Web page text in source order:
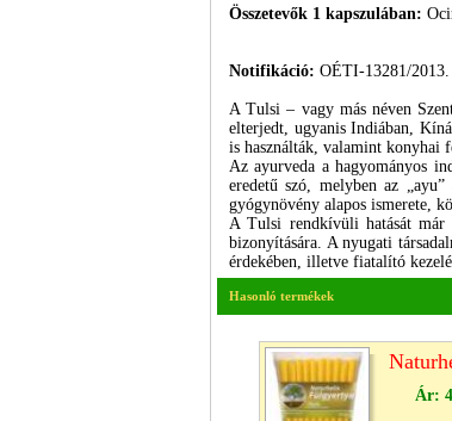
Összetevők 1 kapszulában:
Notifikáció: OÉTI-13281/2013.
A Tulsi – vagy más néven
elterjedt, ugyanis Indiában,
is használták, valamint konyhai
Az ayurveda a hagyományos
eredetű szó, melyben az
gyógynövény alapos ismerete,
A Tulsi rendkívüli hatását már
bizonyítására. A nyugati
érdekében, illetve fiatalító
Hasonló termékek
Ár: